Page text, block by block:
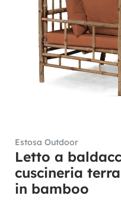
Estosa Outdoor
Letto a
cuscineria
in bamboo